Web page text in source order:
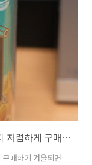
6개 들어있는 박스
동안은 밤에 가끔
야식으로 먹으려고
목청 프로폴리스 도라지 모과 농축액 캔디 저렴하게 구매하기
매하기 겨울되면